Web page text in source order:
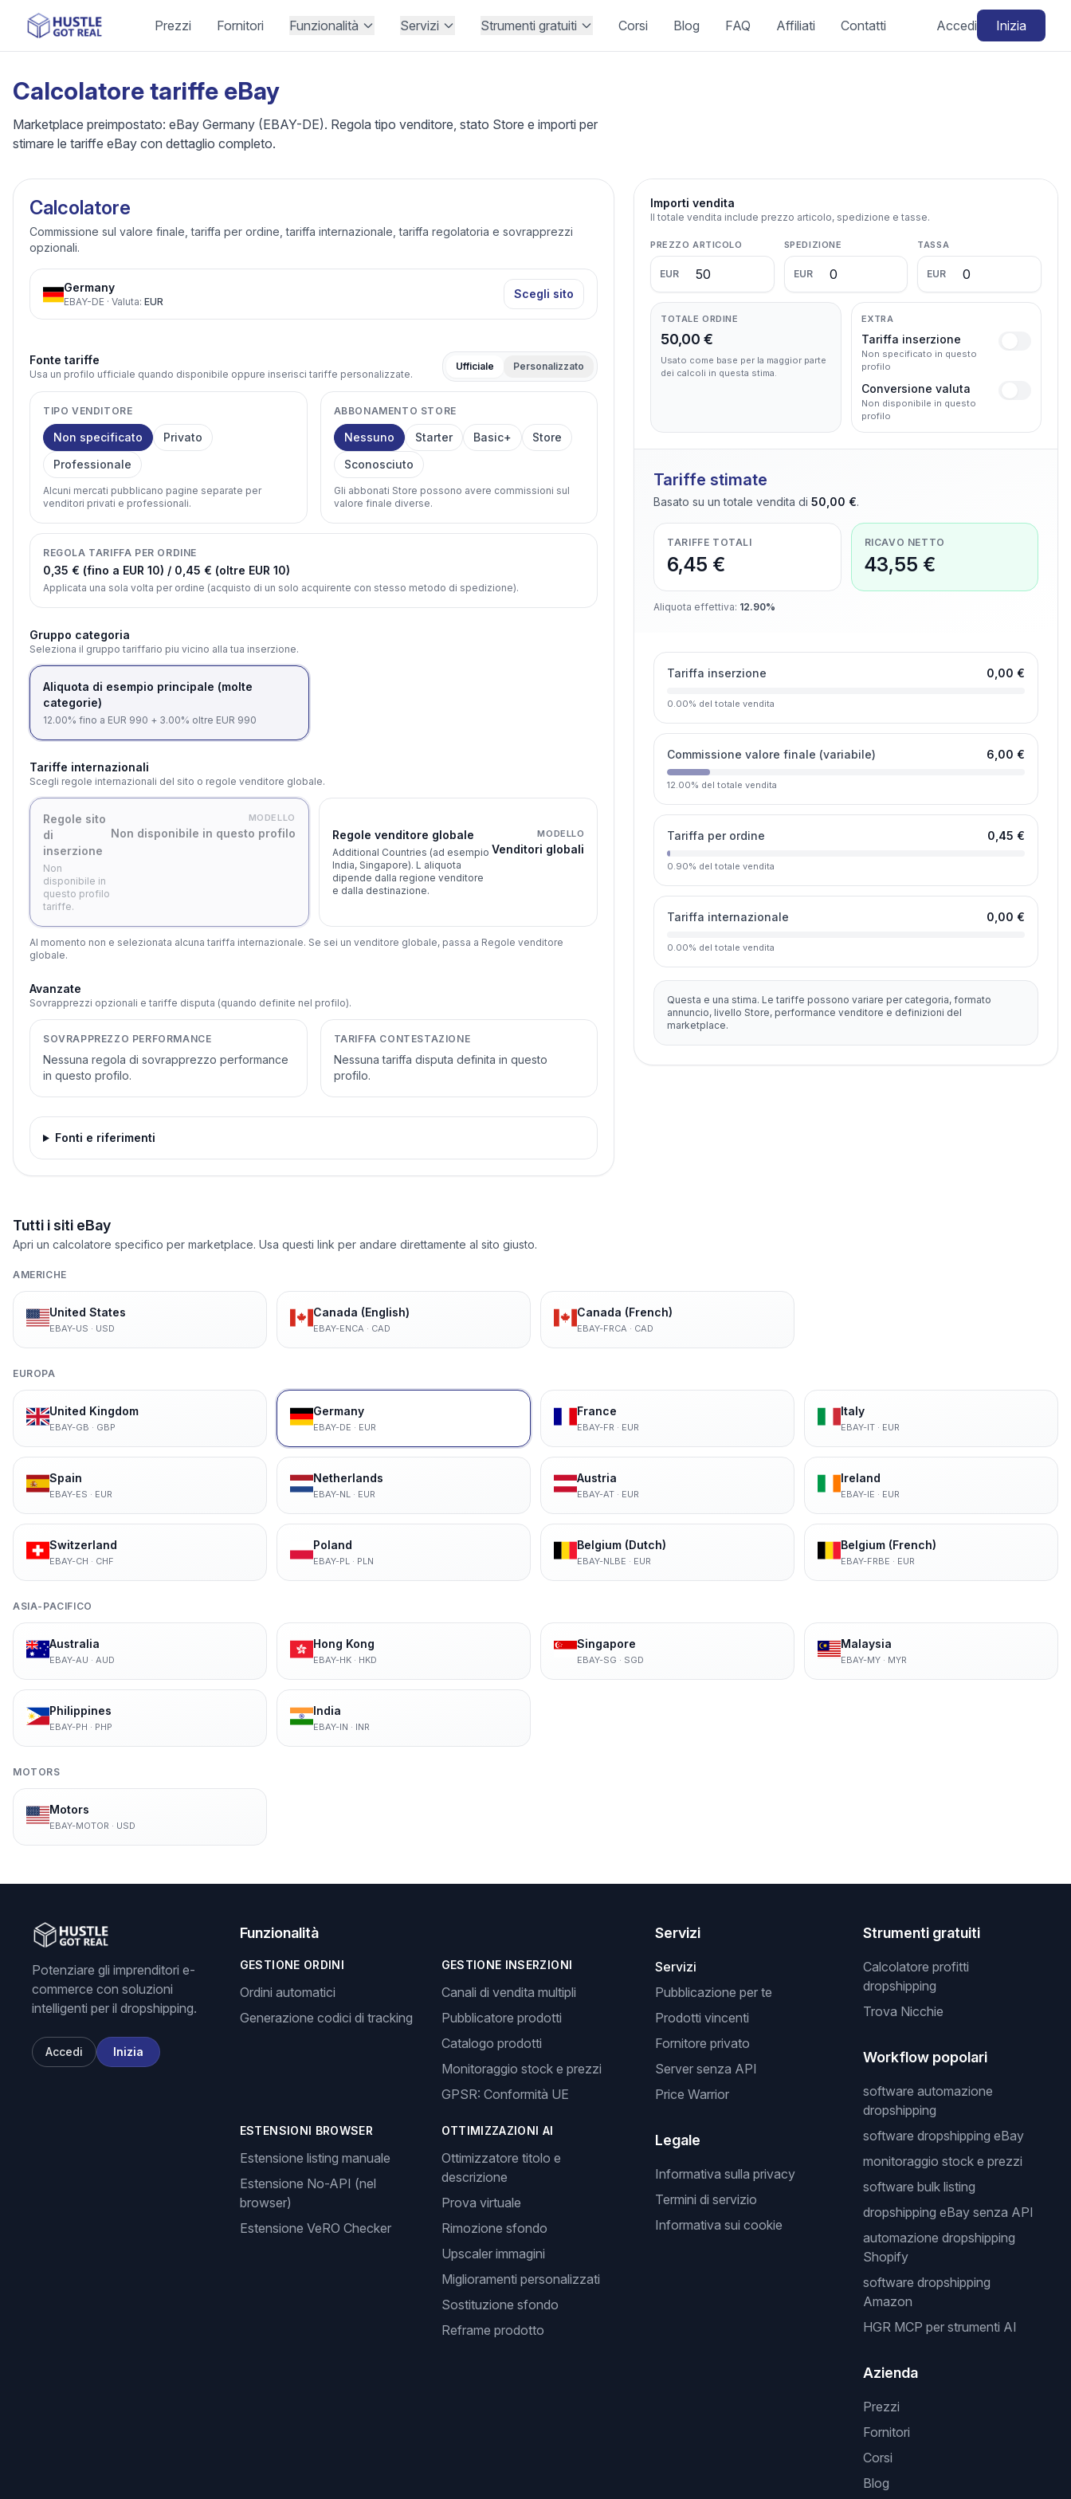
Prezzi Fornitori Funzionalità Servizi Strumenti gratuiti Corsi Blog FAQ Affiliati Contatti Accedi Inizia
Calcolatore tariffe eBay
Marketplace preimpostato: eBay Germany (EBAY-DE). Regola tipo venditore, stato Store e importi per
stimare le tariffe eBay con dettaglio completo.
Calcolatore
Commissione sul valore finale, tariffa per ordine, tariffa internazionale, tariffa regolatoria e sovrapprezzi
opzionali.
Germany
EBAY-DE· Valuta: EUR
Scegli sito
Fonte tariffe
Usa un profilo ufficiale quando disponibile oppure inserisci tariffe personalizzate.
Ufficiale Personalizzato
TIPO VENDITORE
Non specificato
Privato
Professionale
Alcuni mercati pubblicano pagine separate per
venditori privati e professionali.
ABBONAMENTO STORE
Nessuno Starter Basic+
Store
Sconosciuto
Gli abbonati Store possono avere commissioni sul
valore finale diverse.
REGOLA TARIFFA PER ORDINE
0,35 € (fino a EUR 10) / 0,45 € (oltre EUR 10)
Applicata una sola volta per ordine (acquisto di un solo acquirente con stesso metodo di spedizione).
Gruppo categoria
Seleziona il gruppo tariffario piu vicino alla tua inserzione.
Aliquota di esempio principale (molte
categorie)
12.00% fino a EUR 990 + 3.00% oltre EUR 990
Tariffe internazionali
Scegli regole internazionali del sito o regole venditore globale.
Regole sito
di
inserzione
Non
disponibile in
questo profilo
tariffe.
MODELLO
Non disponibile in questo profilo Regole venditore globale
Additional Countries (ad esempio
India, Singapore). L aliquota
dipende dalla regione venditore
e dalla destinazione.
MODELLO
Venditori globali
Al momento non e selezionata alcuna tariffa internazionale. Se sei un venditore globale, passa a Regole venditore
globale.
Avanzate
Sovrapprezzi opzionali e tariffe disputa (quando definite nel profilo).
SOVRAPPREZZO PERFORMANCE
Nessuna regola di sovrapprezzo performance
in questo profilo.
TARIFFA CONTESTAZIONE
Nessuna tariffa disputa definita in questo
profilo.
Fonti e riferimenti
Importi vendita
Il totale vendita include prezzo articolo, spedizione e tasse.
PREZZO ARTICOLO
EUR
SPEDIZIONE
EUR
TASSA
EUR
TOTALE ORDINE
50,00 €
Usato come base per la maggior parte
dei calcoli in questa stima.
EXTRA
Tariffa inserzione
Non specificato in questo
profilo
Conversione valuta
Non disponibile in questo
profilo
Tariffe stimate
Basato su un totale vendita di 50,00 €.
TARIFFE TOTALI
6,45 €
RICAVO NETTO
43,55 €
Aliquota effettiva: 12.90%
Tariffa inserzione 0,00 €
0.00% del totale vendita
Commissione valore finale (variabile) 6,00 €
12.00% del totale vendita
Tariffa per ordine 0,45 €
0.90% del totale vendita
Tariffa internazionale 0,00 €
0.00% del totale vendita
Questa e una stima. Le tariffe possono variare per categoria, formato
annuncio, livello Store, performance venditore e definizioni del
marketplace.
Tutti i siti eBay
Apri un calcolatore specifico per marketplace. Usa questi link per andare direttamente al sito giusto.
AMERICHE
United States
EBAY-US · USD
Canada (English)
EBAY-ENCA · CAD
Canada (French)
EBAY-FRCA · CAD
EUROPA
United Kingdom
EBAY-GB · GBP
Germany
EBAY-DE · EUR
France
EBAY-FR · EUR
Italy
EBAY-IT· EUR
Spain
EBAY-ES · EUR
Netherlands
EBAY-NL· EUR
Austria
EBAY-AT· EUR
Ireland
EBAY-IE · EUR
Switzerland
EBAY-CH · CHF
Poland
EBAY-PL· PLN
Belgium (Dutch)
EBAY-NLBE · EUR
Belgium (French)
EBAY-FRBE · EUR
ASIA-PACIFICO
Australia
EBAY-AU · AUD
Hong Kong
EBAY-HK· HKD
Singapore
EBAY-SG · SGD
Malaysia
EBAY-MY· MYR
Philippines
EBAY-PH · PHP
India
EBAY-IN · INR
MOTORS
Motors
EBAY-MOTOR · USD
Potenziare gli imprenditori e-
commerce con soluzioni
intelligenti per il dropshipping.
Accedi Inizia
Funzionalità
GESTIONE ORDINI
Ordini automatici
Generazione codici di tracking
GESTIONE INSERZIONI
Canali di vendita multipli
Pubblicatore prodotti
Catalogo prodotti
Monitoraggio stock e prezzi
GPSR: Conformità UE
ESTENSIONI BROWSER
Estensione listing manuale
Estensione No-API (nel
browser)
Estensione VeRO Checker
OTTIMIZZAZIONI AI
Ottimizzatore titolo e
descrizione
Prova virtuale
Rimozione sfondo
Upscaler immagini
Miglioramenti personalizzati
Sostituzione sfondo
Reframe prodotto
Servizi
Servizi
Pubblicazione per te
Prodotti vincenti
Fornitore privato
Server senza API
Price Warrior
Legale
Informativa sulla privacy
Termini di servizio
Informativa sui cookie
Strumenti gratuiti
Calcolatore profitti
dropshipping
Trova Nicchie
Workflow popolari
software automazione
dropshipping
software dropshipping eBay
monitoraggio stock e prezzi
software bulk listing
dropshipping eBay senza API
automazione dropshipping
Shopify
software dropshipping
Amazon
HGR MCP per strumenti AI
Azienda
Prezzi
Fornitori
Corsi
Blog